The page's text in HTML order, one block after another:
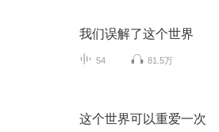
我们误解了这个世界
54 81.5万
这个世界可以重爱一次